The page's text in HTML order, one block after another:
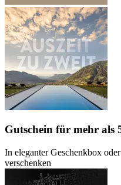
Gutschein für mehr als
In eleganter Geschenkbox
verschenken